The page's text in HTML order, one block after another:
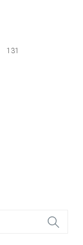
131